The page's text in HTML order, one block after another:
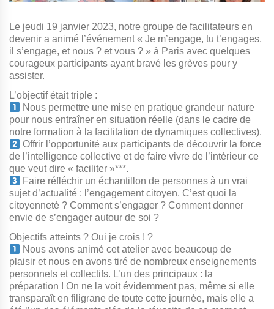
Le jeudi 19 janvier 2023, notre groupe de facilitateurs en
devenir a animé l’événement « Je m’engage, tu t’engages,
il s’engage, et nous ? et vous ? » à Paris avec quelques
courageux participants ayant bravé les grèves pour y
assister.
L’objectif était triple :
Nous permettre une mise en pratique grandeur nature
pour nous entraîner en situation réelle (dans le cadre de
notre formation à la facilitation de dynamiques collectives).
Offrir l’opportunité aux participants de découvrir la force
de l’intelligence collective et de faire vivre de l’intérieur ce
que veut dire « faciliter »***.
Faire réfléchir un échantillon de personnes à un vrai
sujet d’actualité : l’engagement citoyen. C’est quoi la
citoyenneté ? Comment s’engager ? Comment donner
envie de s’engager autour de soi ?
Objectifs atteints ? Oui je crois ! ?
Nous avons animé cet atelier avec beaucoup de
plaisir et nous en avons tiré de nombreux enseignements
personnels et collectifs. L’un des principaux : la
préparation ! On ne la voit évidemment pas, même si elle
transparaît en filigrane de toute cette journée, mais elle a